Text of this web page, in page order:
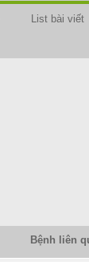
List bài viết
Bệnh liên